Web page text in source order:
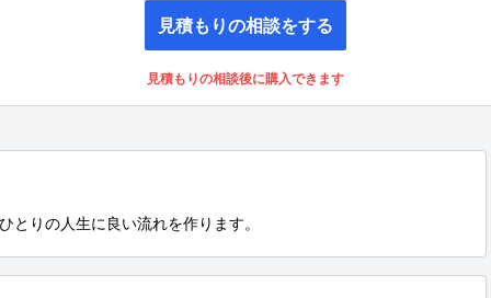
見積もりの相談をする
見積もりの相談後に購入できます
とりの人生に良い流れを作ります。